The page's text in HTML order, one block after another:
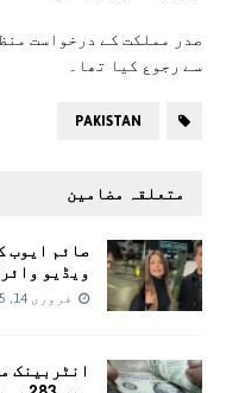
صدر مملکت کے درخواست
سے رجوع کیا تھا۔
PAKISTAN
متعلقہ مضامین
صائم ایوب
ویڈیو
فروری 14, 2025